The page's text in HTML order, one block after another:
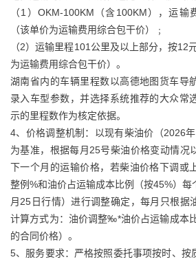
（1）OKM-100KM（含100KM），运输
（该单价为运输费用综合包干价）﹔
（2）运输里程101公里及以上部分，按12
为运输费用综合包干价）。
湖南省内的车辆里程数以高德地图货车导
录入车型参数，并选择系统推荐的大众常
示的里程数作为核定依据。
4、价格调整机制：以现有柴油价（2026年
为基准，根据每月25号柴油价格变动情况
下一个月的运输价格，若柴油价格下调或
整例%和油价占运输成本比例（按45%）每
月25日行情）进行调整确定，每月只根据
计算方式为：油价调整‰*油价占运输成本
的合同价格）。
5、服务要求：严格按照委托事项按时、按